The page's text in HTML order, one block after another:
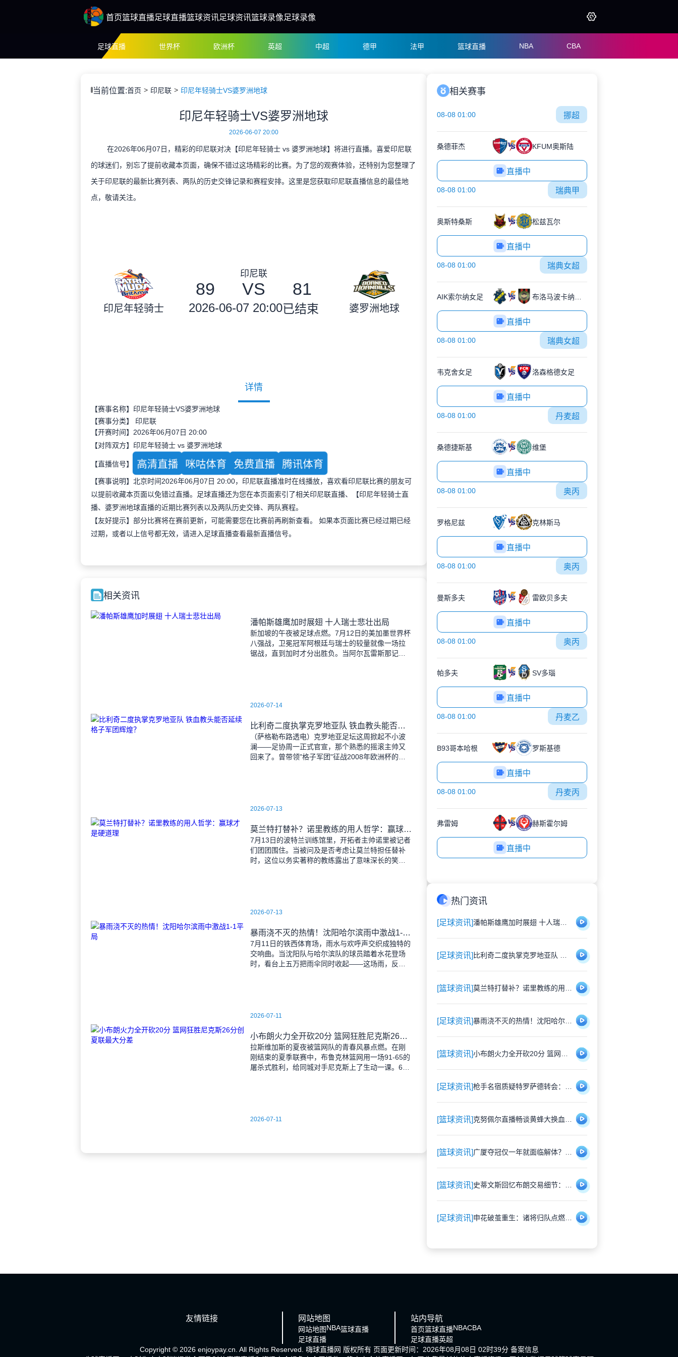
首页篮球直播足球直播篮球资讯足球资讯篮球录像足球录像
足球直播 世界杯 欧洲杯 英超 中超 德甲 法甲 篮球直播 NBA CBA
当前位置:首页 印尼联 印尼年轻骑士VS婆罗洲地球
印尼年轻骑士VS婆罗洲地球
2026-06-07 20:00
在2026年06月07日，精彩的印尼联对决【印尼年轻骑士 vs 婆罗洲地球】将进行直播。喜爱印尼联
的球迷们，别忘了提前收藏本页面，确保不错过这场精彩的比赛。为了您的观赛体验，还特别为您整理了
关于印尼联的最新比赛列表、两队的历史交锋记录和赛程安排。这里是您获取印尼联直播信息的最佳地
点，敬请关注。
印尼年轻骑士
印尼联
89 VS 81
2026-06-07 20:00已结束 婆罗洲地球
详情
【赛事名称】印尼年轻骑士VS婆罗洲地球
【赛事分类】 印尼联
【开赛时间】2026年06月07日 20:00
【对阵双方】印尼年轻骑士 vs 婆罗洲地球
【直播信号】 高清直播 咪咕体育 免费直播 腾讯体育
【赛事说明】北京时间2026年06月07日 20:00，印尼联直播准时在线播放，喜欢看印尼联比赛的朋友可
以提前收藏本页面以免错过直播。足球直播还为您在本页面索引了相关印尼联直播、【印尼年轻骑士直
播、婆罗洲地球直播的近期比赛列表以及两队历史交锋、两队赛程。
【友好提示】部分比赛将在赛前更新，可能需要您在比赛前再刷新查看。 如果本页面比赛已经过期已经
过期，或者以上信号都无效，请进入足球直播查看最新直播信号。
相关资讯
潘帕斯雄鹰加时展翅 十人瑞士悲壮出局
新加坡的午夜被足球点燃。7月12日的美加墨世界杯
八强战，卫冕冠军阿根廷与瑞士的较量就像一场拉
锯战，直到加时才分出胜负。当阿尔瓦雷斯那记弧
2026-07-14
比利奇二度执掌克罗地亚队 铁血教头能否延续格子军团辉煌？
（萨格勒布路透电）克罗地亚足坛这周掀起不小波
澜——足协周一正式官宣，那个熟悉的摇滚主帅又
回来了。曾带领"格子军团"征战2008年欧洲杯的比
2026-07-13
莫兰特打替补？诺里教练的用人哲学：赢球才是硬道理
7月13日的波特兰训练馆里，开拓者主帅诺里被记者
们团团围住。当被问及是否考虑让莫兰特担任替补
时，这位以务实著称的教练露出了意味深长的笑
2026-07-13
暴雨浇不灭的热情！沈阳哈尔滨雨中激战1-1平局
7月11日的铁西体育场，雨水与欢呼声交织成独特的
交响曲。当沈阳队与哈尔滨队的球员踏着水花登场
时，看台上五万把雨伞同时收起——这场雨，反倒
2026-07-11
小布朗火力全开砍20分 篮网狂胜尼克斯26分创夏联最大分差
拉斯维加斯的夏夜被篮网队的青春风暴点燃。在刚
刚结束的夏季联赛中，布鲁克林篮网用一场91-65的
屠杀式胜利，给同城对手尼克斯上了生动一课。6号
2026-07-11
相关赛事
08-08 01:00 挪超
桑德菲杰 KFUM奥斯陆
直播中
08-08 01:00 瑞典甲
奥斯特桑斯 松兹瓦尔
直播中
08-08 01:00 瑞典女超
AIK索尔纳女足
直播中
08-08 01:00 瑞典女超
韦克舍女足 洛森格德女足
直播中
08-08 01:00 丹麦超
桑德捷斯基 维堡
直播中
08-08 01:00 奥丙
罗格尼兹 克林斯马
直播中
08-08 01:00 奥丙
曼斯多夫 雷欧贝多夫
直播中
08-08 01:00 奥丙
帕多夫 SV多瑙
直播中
08-08 01:00 丹麦乙
B93哥本哈根 罗斯基德
直播中
08-08 01:00 丹麦丙
弗雷姆 赫斯霍尔姆
直播中
热门资讯
[足球资讯]
[足球资讯]
[篮球资讯]
[足球资讯]
[篮球资讯]
[足球资讯]
[篮球资讯]
[篮球资讯]
[篮球资讯]
[足球资讯]
友情链接 网站地图
网站地图NBA篮球直播
足球直播
站内导航
首页篮球直播NBACBA
足球直播英超
Copyright © 2026 enjoypay.cn. All Rights Reserved. 嗨球直播网 版权所有 页面更新时间：2026年08月08日 02时39分 备案信息